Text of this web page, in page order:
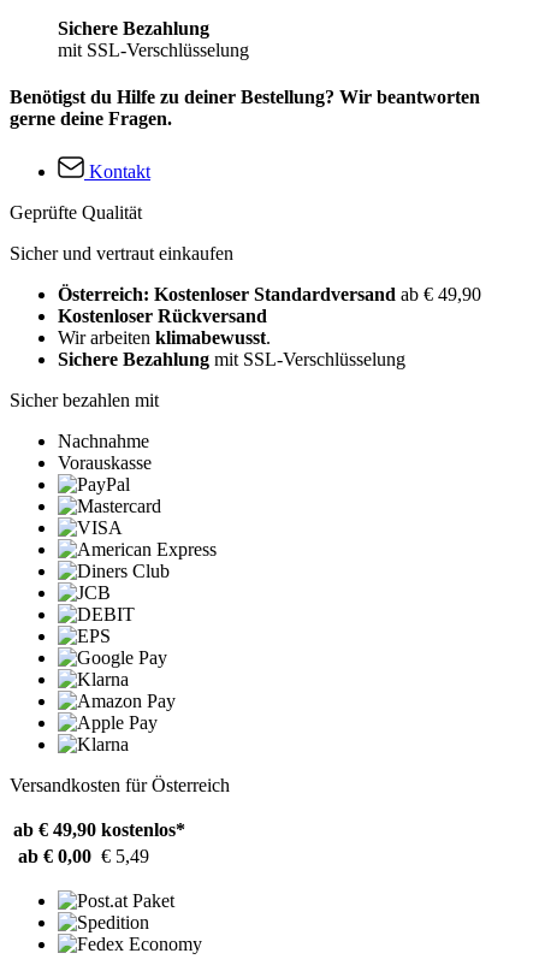
Sichere Bezahlung
mit SSL-Verschlüsselung
Benötigst du Hilfe zu deiner Bestellung? Wir beantworten
gerne deine Fragen.
Kontakt
Geprüfte Qualität
Sicher und vertraut einkaufen
Österreich: Kostenloser Standardversand ab € 49,90
Kostenloser Rückversand
Wir arbeiten klimabewusst.
Sichere Bezahlung mit SSL-Verschlüsselung
Sicher bezahlen mit
Nachnahme
Vorauskasse
Versandkosten für Österreich
ab € 49,90 kostenlos*
ab € 0,00 € 5,49